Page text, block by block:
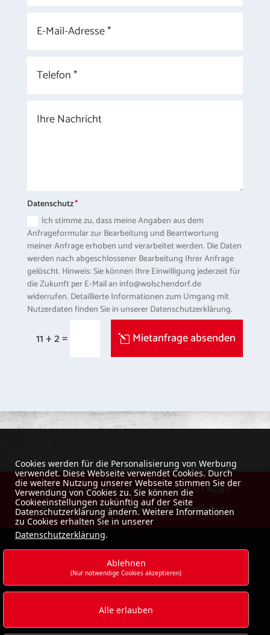
Datenschutz
Ich stimme zu, dass meine Angaben aus dem
Anfrageformular zur Bearbeitung und Beantwortung
meiner Anfrage erhoben und verarbeitet werden. Die Daten
werden nach abgeschlossener Bearbeitung Ihrer Anfrage
gelöscht. Hinweis: Sie können Ihre Einwilligung jederzeit für
die Zukunft per E-Mail an info@wolschendorf.de
widerrufen. Detaillierte Informationen zum Umgang mit
Nutzerdaten finden Sie in unserer Datenschutzerklärung.
11 + 2= Mietanfrage absenden
H-P. Wolschendorf Gabelstapler GmbH |AGB|
Mietbedingungen|Impressum|Datenschutz
Cookies werden für die Personalisierung von Werbung
verwendet. Diese Webseite verwendet Cookies. Durch
die weitere Nutzung unserer Webseite stimmen Sie der
Verwendung von Cookies zu. Sie können die
Cookieeinstellungen zukünftig auf der Seite
Datenschutzerklärung ändern. Weitere Informationen
zu Cookies erhalten Sie in unserer
Datenschutzerklärung.
Ablehnen
(Nur notwendige Cookies akzeptieren)
Alle erlauben